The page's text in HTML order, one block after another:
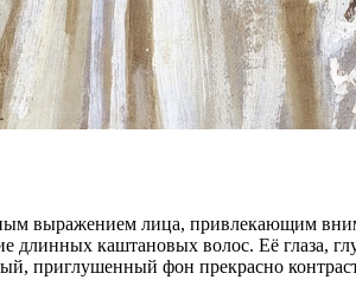
выражением лица, привлекающим
каштановых волос. Её глаза,
приглушенный фон прекрасно